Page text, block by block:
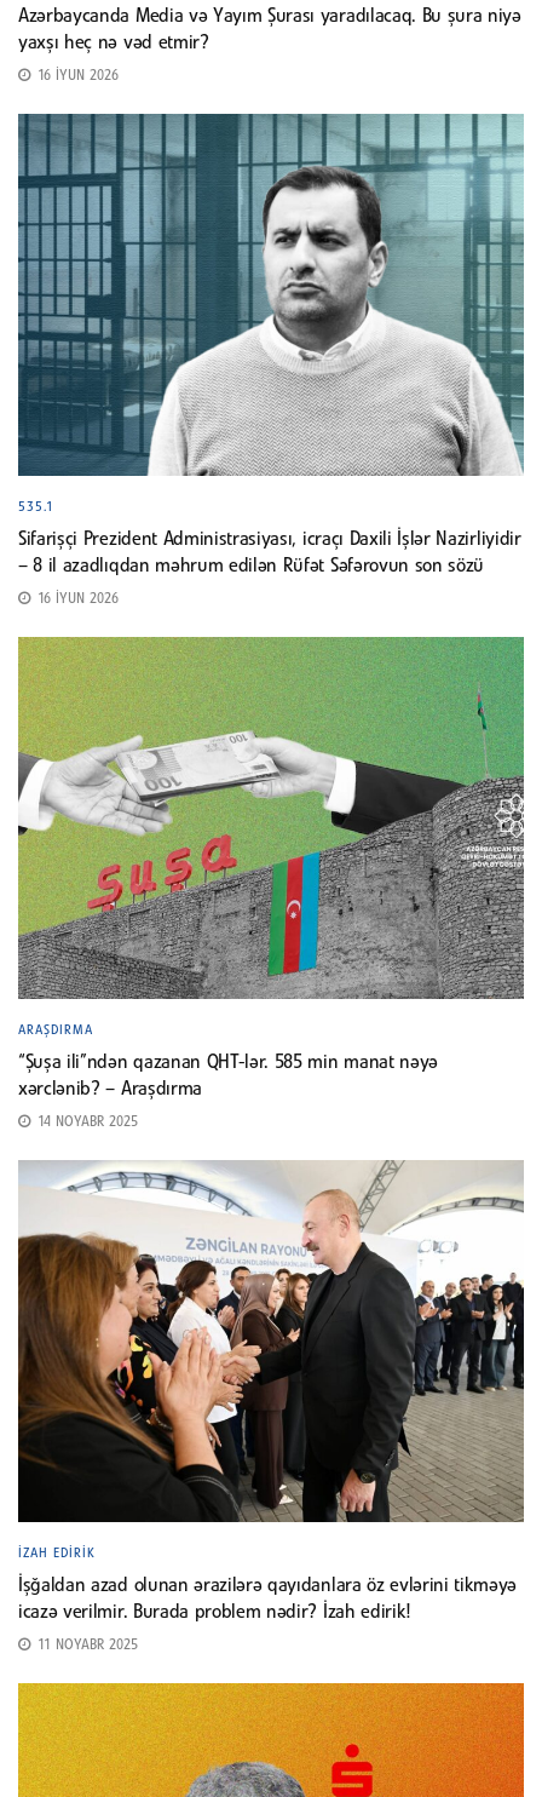
Azərbaycanda Media və Yayım Şurası yaradılacaq. Bu şura niyə
yaxşı heç nə vəd etmir?
16 İYUN 2026
535.1
Sifarişçi Prezident Administrasiyası, icraçı Daxili İşlər Nazirliyidir
– 8 il azadlıqdan məhrum edilən Rüfət Səfərovun son sözü
16 İYUN 2026
ARAŞDIRMA
“Şuşa ili”ndən qazanan QHT-lər. 585 min manat nəyə
xərclənib? – Araşdırma
14 NOYABR 2025
İZAH EDIRIK
İşğaldan azad olunan ərazilərə qayıdanlara öz evlərini tikməyə
icazə verilmir. Burada problem nədir? İzah edirik!
11 NOYABR 2025